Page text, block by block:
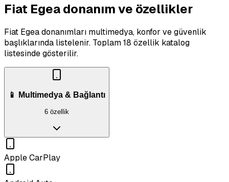
Fiat Egea donanım ve özellikler
Fiat Egea donanımları multimedya, konfor ve güvenlik
başlıklarında listelenir. Toplam 18 özellik katalog
listesinde gösterilir.
📱 Multimedya & Bağlantı
6 özellik
Apple CarPlay